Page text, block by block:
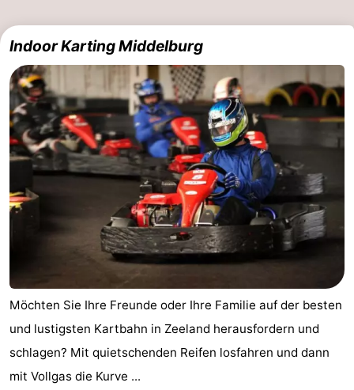
Indoor Karting Middelburg
Möchten Sie Ihre Freunde oder Ihre Familie auf der besten
und lustigsten Kartbahn in Zeeland herausfordern und
schlagen? Mit quietschenden Reifen losfahren und dann
mit Vollgas die Kurve ...